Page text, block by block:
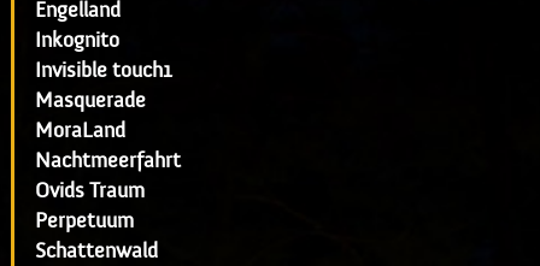
Engelland
Inkognito
Invisible touch1
Masquerade
MoraLand
Nachtmeerfahrt
Ovids Traum
Perpetuum
Schattenwald